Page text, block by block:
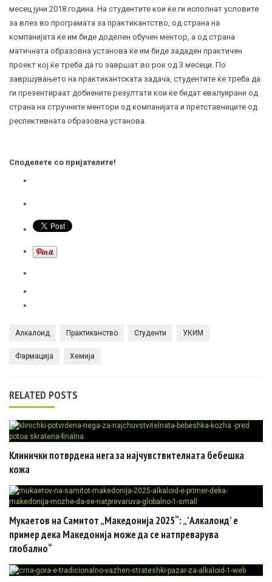
месец јуни 2018 година. На студентите кои ќе ги исполнат условите
за влез во програмата за практикантство, од страна на
компанијата ќе им биде доделен обучен ментор, а од страна
матичната образовна установа ќе им биде зададен практичен
проект кој ќе треба да го завршат во рок од 3 месеци. По
завршувањето на практикантската задача, студентите ќе треба да
ги презентираат добиените резултати кои ќе бидат евалуирани од
страна на стручните ментори од компанијата и претставниците од
респективната образовна установа.
Споделете со пријателите!
Алкалоид Практиканство Студенти УКИМ
Фармација Хемија
RELATED POSTS
Клинички потврдена нега за најчувствителната бебешка
кожа
Мукаетов на Самитот „Македонија 2025“: „’Алкалоид’ е
пример дека Македонија може да се натпреварува
глобално“